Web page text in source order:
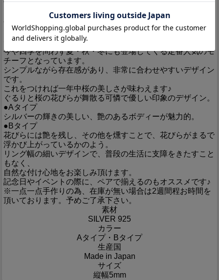
丁寧な彫り込み、妥協を許さない物作りをされている銀燭
（ぎんしょく）さんとの「桜花つなぎリング」のご紹介で
す！
日本の国花でもあり、多くの人々に愛されている「桜」をモ
チーフに、ペアリングを製作。
今や四季を問わず夏・秋・冬にも登場してくる定番人気のモ
チーフとなっています。
シンプルながら存在感があり、非常に合わせやすいデザイン
です。
これをつければ一年中桜の美しさが味わえます♪
ぐるりと桜の花びらが舞散る可憐で優しい印象のデザイン。
●Aタイプ
シルバーの輝きの美しい、艶のあるボディーが魅力的。
●Bタイプ
花びらには艶を残し、その他を燻すことで、花びらがまるで
浮かび上がっているかのよう。
リング幅の細いデザインで、普段の生活に支障をきたすこと
もなく、
自然な付け心地をお楽しみ頂けます。
記念日やイベントの際に、ペアで揃えるのもオススメです♪
※一点一点手作りの為、在庫が無い場合は2週間程お時間を
頂いております。予めご了承下さい。
素材
SILVER 925
カラー
Aタイプ・Bタイプ
生産国
Made in Japan
サイズ
縦幅5mm